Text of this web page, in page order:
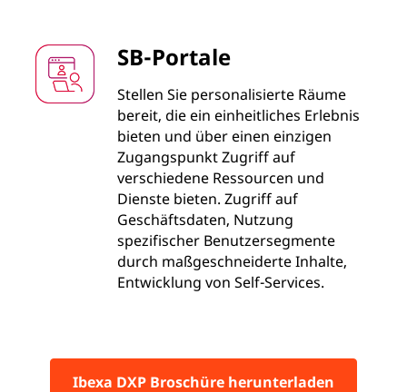
SB-Portale
Stellen Sie personalisierte Räume
bereit, die ein einheitliches Erlebnis
bieten und über einen einzigen
Zugangspunkt Zugriff auf
verschiedene Ressourcen und
Dienste bieten. Zugriff auf
Geschäftsdaten, Nutzung
spezifischer Benutzersegmente
durch maßgeschneiderte Inhalte,
Entwicklung von Self-Services.
Ibexa DXP Broschüre herunterladen